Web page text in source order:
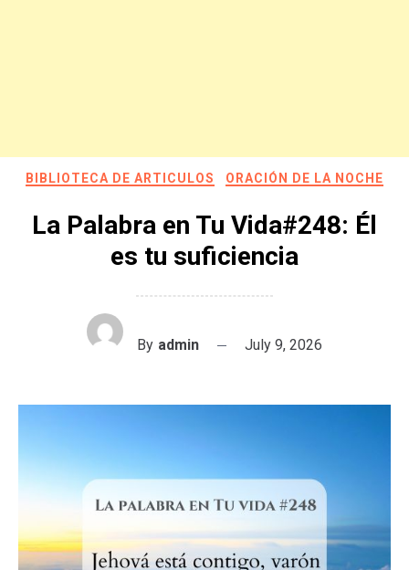
BIBLIOTECA DE ARTICULOS ORACIÓN DE LA NOCHE
La Palabra en Tu Vida#248: Él
es tu suficiencia
By admin July 9, 2026